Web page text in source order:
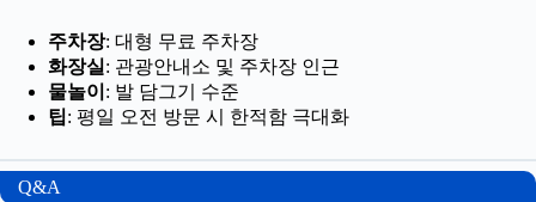
주차장: 대형 무료 주차장
화장실: 관광안내소 및 주차장 인근
물놀이 : 발 담그기 수준
팁: 평일 오전 방문 시 한적함 극대화
Q&A